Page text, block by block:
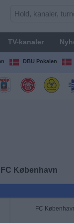
TV-kanaler
DBU Pokalen
FC København
FC